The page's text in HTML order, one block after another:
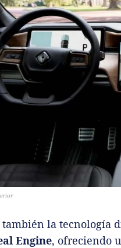
también la tecnología
Engine, ofreciendo